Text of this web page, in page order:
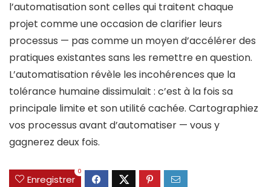
l’automatisation sont celles qui traitent chaque
projet comme une occasion de clarifier leurs
processus — pas comme un moyen d’accélérer des
pratiques existantes sans les remettre en question.
L’automatisation révèle les incohérences que la
tolérance humaine dissimulait : c’est à la fois sa
principale limite et son utilité cachée. Cartographiez
vos processus avant d’automatiser — vous y
gagnerez deux fois.
Enregistrer
0